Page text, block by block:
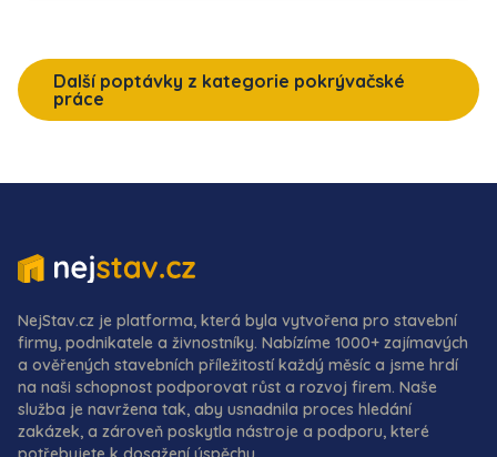
Další poptávky z kategorie pokrývačské
práce
NejStav.cz je platforma, která byla vytvořena pro stavební
firmy, podnikatele a živnostníky. Nabízíme 1000+ zajímavých
a ověřených stavebních příležitostí každý měsíc a jsme hrdí
na naši schopnost podporovat růst a rozvoj firem. Naše
služba je navržena tak, aby usnadnila proces hledání
zakázek, a zároveň poskytla nástroje a podporu, které